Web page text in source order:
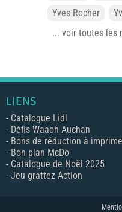
Yves Rocher
... voir toutes les
LIENS
- Catalogue Lidl
- Défis Waaoh Auchan
- Bons de réduction à
- Bon plan McDo
- Catalogue de Noël 2025
- Jeu grattez Action